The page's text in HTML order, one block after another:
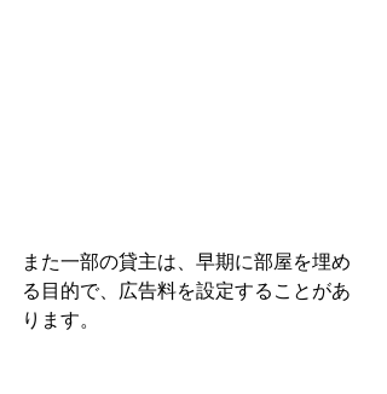
また一部の貸主は、早期に部屋を埋め
る目的で、広告料を設定することがあ
ります。